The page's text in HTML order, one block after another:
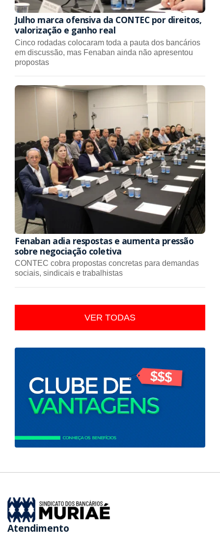
Julho marca ofensiva da CONTEC por direitos,
valorização e ganho real
Cinco rodadas colocaram toda a pauta dos bancários
em discussão, mas Fenaban ainda não apresentou
propostas
Fenaban adia respostas e aumenta pressão
sobre negociação coletiva
CONTEC cobra propostas concretas para demandas
sociais, sindicais e trabalhistas
VER TODAS
Atendimento